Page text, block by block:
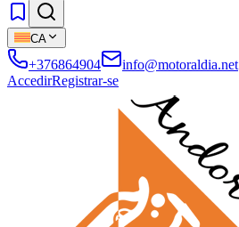
CA
+376864904
info@motoraldia.net
AccedirRegistrar-se